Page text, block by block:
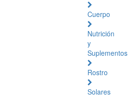
Cuerpo
Nutrición
y
Suplementos
Rostro
Solares